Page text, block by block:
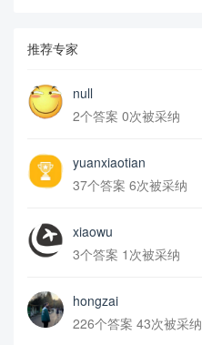
推荐专家
null
2个答案 0次被采纳
yuanxiaotian
37个答案 6次被采纳
xiaowu
3个答案 1次被采纳
hongzai
226个答案 43次被采纳